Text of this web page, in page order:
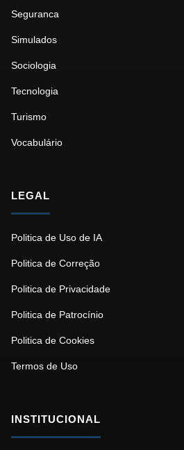
Seguranca
Simulados
Sociologia
Tecnologia
Turismo
Vocabulário
LEGAL
Politica de Uso de IA
Politica de Correção
Politica de Privacidade
Politica de Patrocínio
Politica de Cookies
Termos de Uso
INSTITUCIONAL